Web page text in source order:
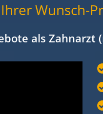
Wunsch-
als